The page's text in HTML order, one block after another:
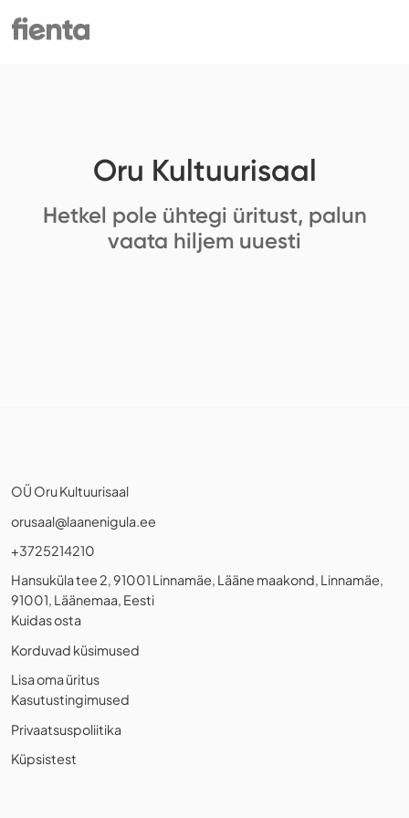
Oru Kultuurisaal
Hetkel pole ühtegi üritust, palun
vaata hiljem uuesti
OÜ Oru Kultuurisaal
orusaal@laanenigula.ee
+3725214210
Hansuküla tee 2, 91001 Linnamäe, Lääne maakond, Linnamäe,
91001, Läänemaa, Eesti
Kuidas osta
Korduvad küsimused
Lisa oma üritus
Kasutustingimused
Privaatsuspoliitika
Küpsistest